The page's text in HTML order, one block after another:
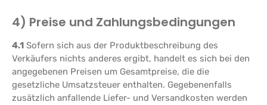
4) Preise und Zahlungsbedingungen
4.1 Sofern sich aus der Produktbeschreibung des
Verkäufers nichts anderes ergibt, handelt es sich bei den
angegebenen Preisen um Gesamtpreise, die die
gesetzliche Umsatzsteuer enthalten. Gegebenenfalls
zusätzlich anfallende Liefer- und Versandkosten werden